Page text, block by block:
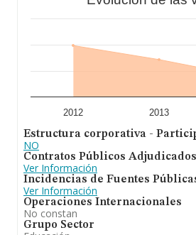
2012 2013
Estructura corporativa -
NO
Contratos Públicos Adjudicados
Ver Información
Incidencias de Fuentes
Ver Información
Operaciones Internacionales
No constan
Grupo Sector